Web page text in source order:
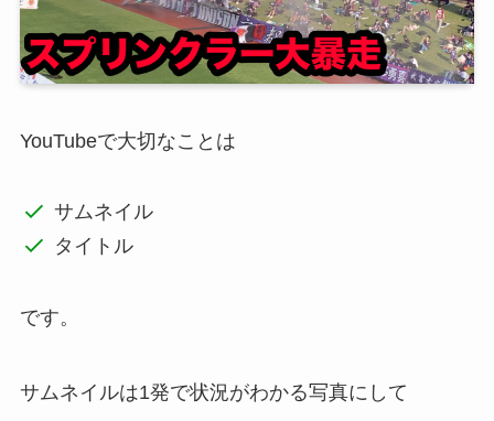
YouTubeで大切なことは
サムネイル
タイトル
です。
サムネイルは1発で状況がわかる写真にして